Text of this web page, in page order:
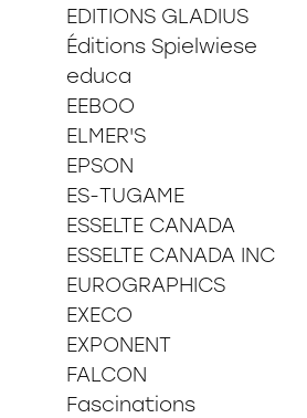
EDITIONS GLADIUS
Éditions Spielwiese
educa
EEBOO
ELMER'S
EPSON
ES-TUGAME
ESSELTE CANADA
ESSELTE CANADA INC
EUROGRAPHICS
EXECO
EXPONENT
FALCON
Fascinations